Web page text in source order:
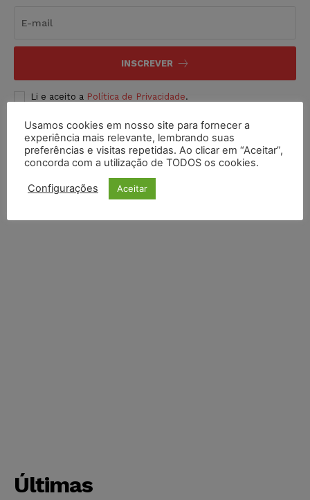
INSCREVER
Li e aceito a Política de Privacidade.
Últimas
Usamos cookies em nosso site para fornecer a
experiência mais relevante, lembrando suas
preferências e visitas repetidas. Ao clicar em “Aceitar”,
concorda com a utilização de TODOS os cookies.
Configurações Aceitar